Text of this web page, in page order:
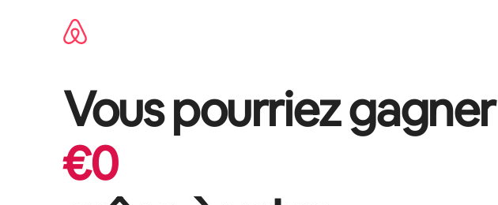
Vous pourriez gagner
€0